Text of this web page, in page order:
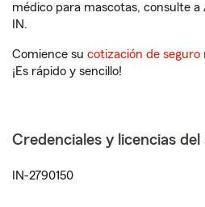
médico para mascotas, consulte a
IN.
Comience su cotización de
¡Es rápido y sencillo!
Credenciales y licencias del
IN-2790150